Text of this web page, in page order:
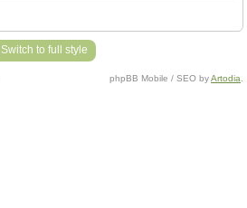
Switch to full style
phpBB Mobile / SEO byArtodia